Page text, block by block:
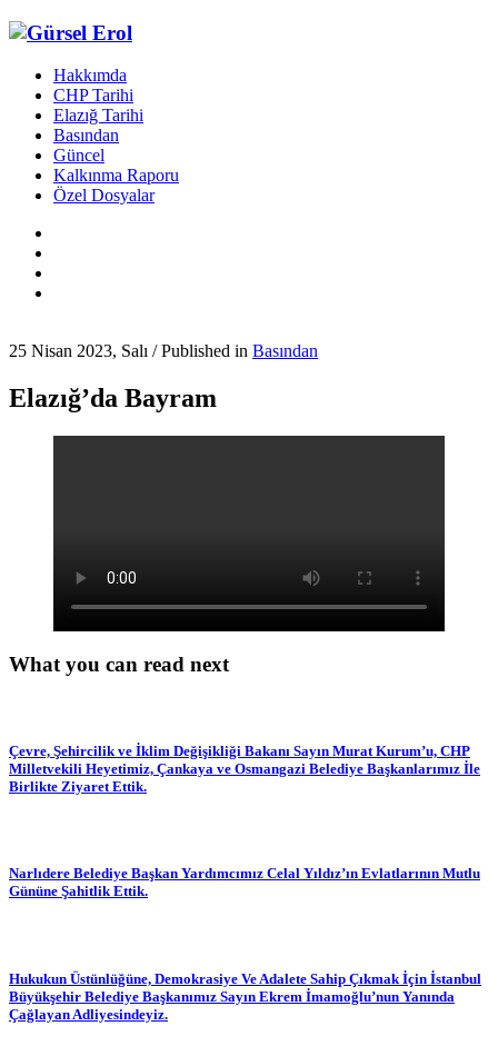
Hakkımda
CHP Tarihi
Elazığ Tarihi
Basından
Güncel
Kalkınma Raporu
Özel Dosyalar
25 Nisan 2023, Salı /Published in Basından
Elazığ’da Bayram
What you can read next
Çevre, Şehircilik ve İklim Değişikliği Bakanı Sayın Murat Kurum’u, CHP
Milletvekili Heyetimiz, Çankaya ve Osmangazi Belediye Başkanlarımız İle
Birlikte Ziyaret Ettik.
Narlıdere Belediye Başkan Yardımcımız Celal Yıldız’ın Evlatlarının Mutlu
Gününe Şahitlik Ettik.
Hukukun Üstünlüğüne, Demokrasiye Ve Adalete Sahip Çıkmak İçin İstanbul
Büyükşehir Belediye Başkanımız Sayın Ekrem İmamoğlu’nun Yanında
Çağlayan Adliyesindeyiz.